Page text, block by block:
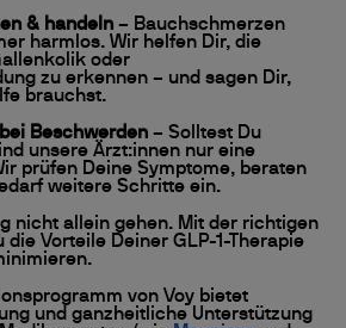
& handeln – Bauchschmerzen
harmlos. Wir helfen Dir, die
oder
zu erkennen – und sagen Dir,
brauchst.
Beschwerden – Solltest Du
unsere Ärzt:innen nur eine
prüfen Deine Symptome, beraten
weitere Schritte ein.
nicht allein gehen. Mit der richtigen
die Vorteile Deiner GLP-1-Therapie
von Voy bietet
und ganzheitliche Unterstützung